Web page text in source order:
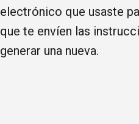
electrónico que usaste
que te envíen las
generar una nueva.